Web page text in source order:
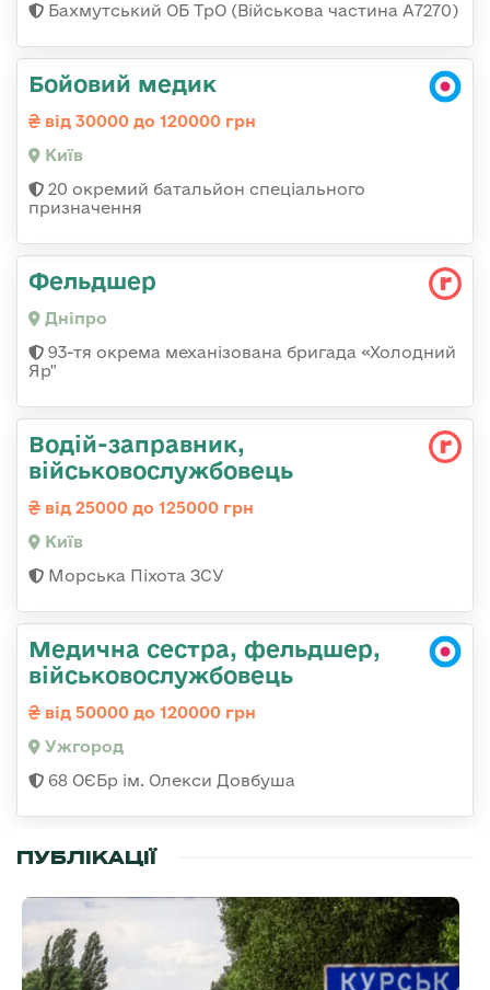
Бахмутський ОБ ТрО (Військова частина А7270)
Бойовий медик
від 30000 до 120000 грн
Київ
20 окремий батальйон спеціального
призначення
Фельдшер
Дніпро
93-тя окрема механізована бригада «Холодний
Яр"
Водій-заправник,
військовослужбовець
від 25000 до 125000 грн
Київ
Морська Піхота ЗСУ
Медична сестра, фельдшер,
військовослужбовець
від 50000 до 120000 грн
Ужгород
68 ОЄБр ім. Олекси Довбуша
ПУБЛІКАЦІЇ